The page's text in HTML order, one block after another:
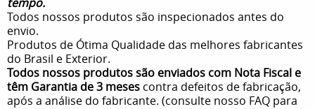
Todos nossos produtos são inspecionados antes do
envio.
Produtos de Ótima Qualidade das melhores fabricantes
do Brasil e Exterior.
Todos nossos produtos são enviados com Nota Fiscal e
têm Garantia de 3 meses contra defeitos de fabricação,
após a análise do fabricante. (consulte nosso FAQ para